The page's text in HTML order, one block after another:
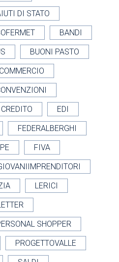
DI STATO
BANDI
BUONI PASTO
COMMERCIO
CREDITO EDI
FEDERALBERGHI
FIVA
LERICI
SHOPPER
PROGETTOVALLE